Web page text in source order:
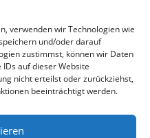
verwenden wir Technologien wie
und/oder darauf
zustimmst, können wir Daten
auf dieser Website
nicht erteilst oder zurückziehst,
beeinträchtigt werden.